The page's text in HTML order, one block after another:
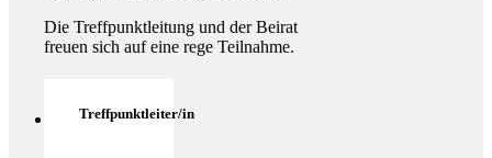
Die Treffpunktleitung und der Beirat
freuen sich auf eine rege Teilnahme.
Treffpunktleiter/in